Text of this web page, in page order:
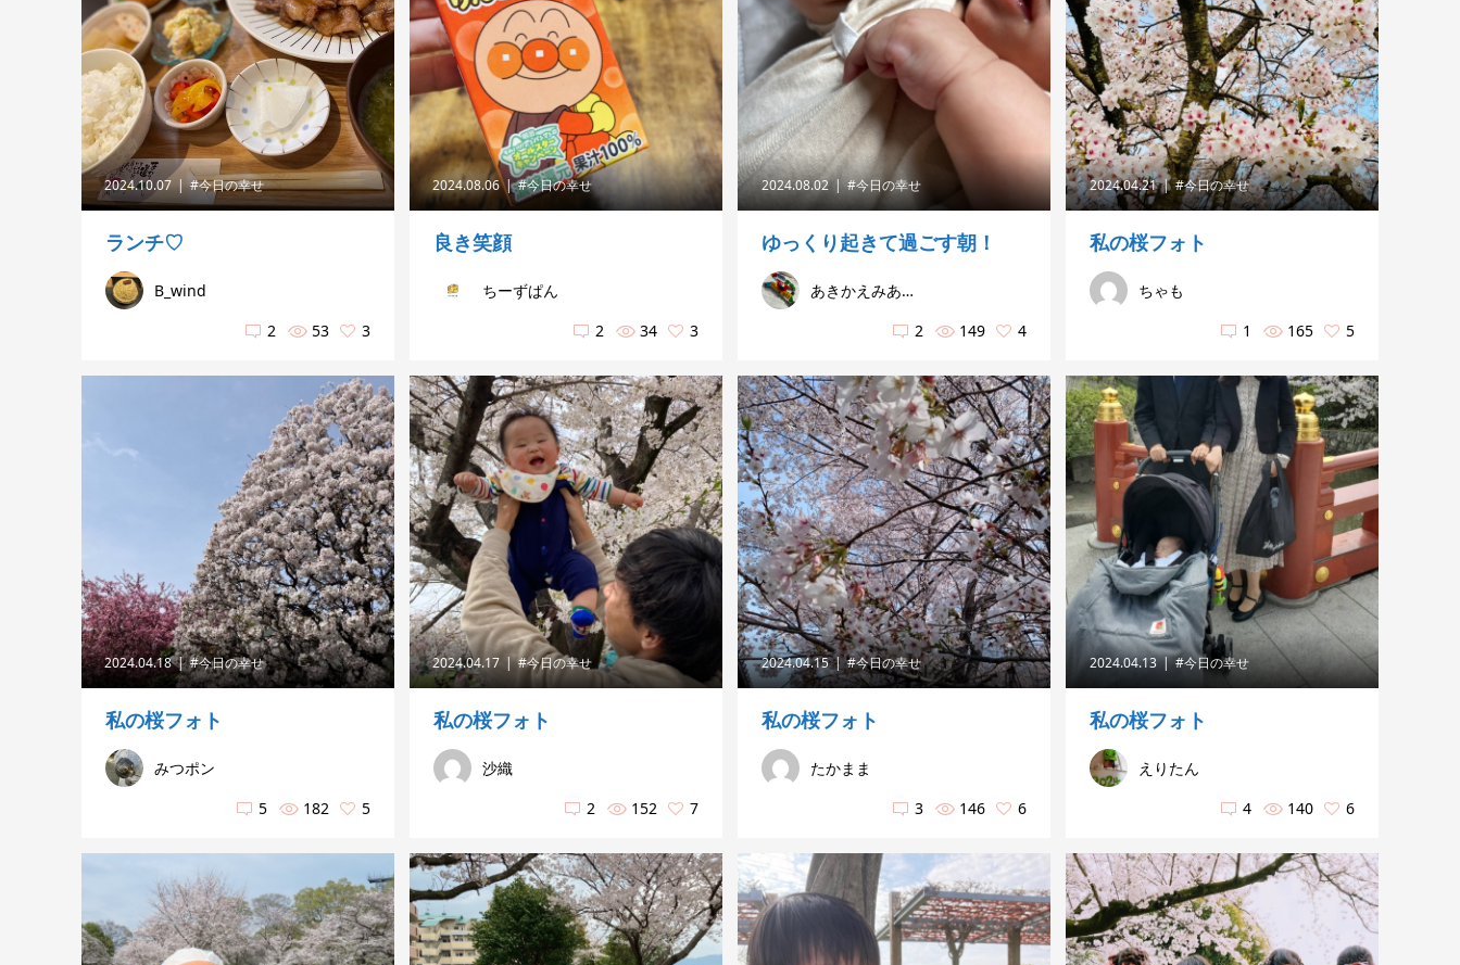
2024.10.07 #今日の幸せ
ランチ♡
B_wind
2
53 3
2024.08.06 #今日の幸せ
良き笑顔
ちーずぱん
2
34 3
2024.08.02 #今日の幸せ
ゆっくり起きて過ごす朝！
あきかえみあママ
2
149 4
2024.04.21 #今日の幸せ
私の桜フォト
ちゃも
1
165 5
2024.04.18 #今日の幸せ
私の桜フォト
みつポン
5
182 5
2024.04.17 #今日の幸せ
私の桜フォト
沙織
2
152 7
2024.04.15 #今日の幸せ
私の桜フォト
たかまま
3
146 6
2024.04.13 #今日の幸せ
私の桜フォト
えりたん
4
140 6